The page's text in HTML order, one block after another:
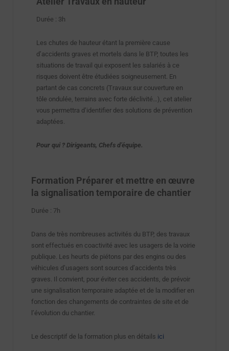
Durée : 3h
Les chutes de hauteur étant la première cause
d’accidents graves et mortels dans le BTP, toutes les
situations de travail qui exposent les salariés à ce
risques doivent être étudiées soigneusement. En
partant de cas concrets (Travaux sur couverture en
tôle ondulée, terrains avec forte déclivité…), cet atelier
vous permettra d’identifier des solutions de prévention
adaptées.
Pour qui ? Dirigeants, Chefs d’équipe.
Formation Préparer et mettre en œuvre
la signalisation temporaire de chantier
Durée : 7h
Dans de très nombreuses activités du BTP, des travaux
sont effectués en coactivité avec les usagers de la voirie
publique. Les heurts de piétons par des engins ou des
véhicules d’usagers sont sources d’accidents très
graves. Il convient, pour éviter ces accidents, de prévoir
une signalisation temporaire adaptée et de la modifier en
fonction des changements de contraintes de site et de
l’évolution du chantier.
Le descriptif de la formation plus en détails ici